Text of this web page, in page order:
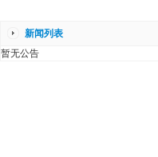
新闻列表
暂无公告